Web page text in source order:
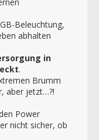
Beleuchtung,
abhalten
in
.
Brumm
aber jetzt…?!
Power
nicht sicher, ob